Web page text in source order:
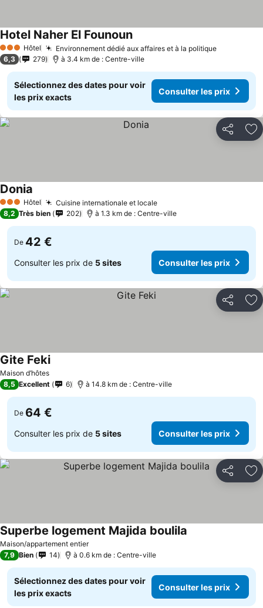
3 ÉtoilesHôtel Environnement dédié aux affaires et à la politiqueConsulter
Hotel Naher El FounounConsulter les prix
6,3 279 à 3.4 km de : Centre-ville
Sélectionnez des dates pour voir
les prix exacts
Consulter les prix
Partager
3 ÉtoilesHôtel Cuisine internationale et localeConsulter les prix
Donia
8,2 Très bien 202 à 1.3 km de : Centre-ville
De 42 €
Consulter les prix de 5 sites Consulter les prix
Partager
Maison d’hôtes
Gite FekiConsulter les prix
8,5 Excellent 6 à 14.8 km de : Centre-ville
De 64 €
Consulter les prix de 5 sites Consulter les prix
Partager
Maison/appartement entier
Superbe logement Majida boulila
7,9 Bien 14 à 0.6 km de : Centre-ville
Sélectionnez des dates pour voir
les prix exacts
Consulter les prix